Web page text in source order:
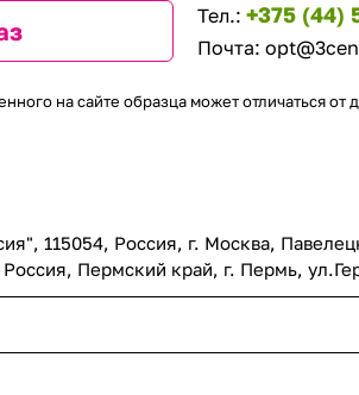
Тел.: +375 (44)
Почта:
на сайте образца может отличаться от
115054, Россия, г. Москва,
Пермский край, г. Пермь,